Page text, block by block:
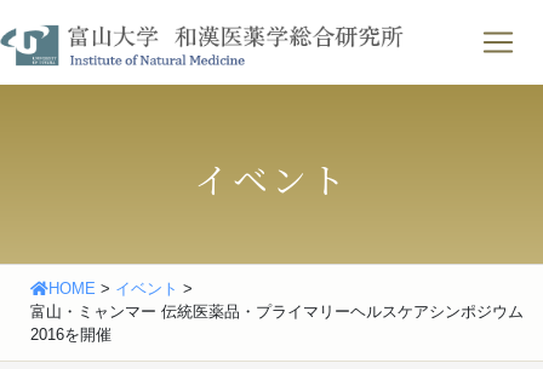
to
content
せ ｜ English
イベント
HOME > イベント >
富山・ミャンマー 伝統医薬品・プライマリーヘルスケアシンポジウム
2016を開催